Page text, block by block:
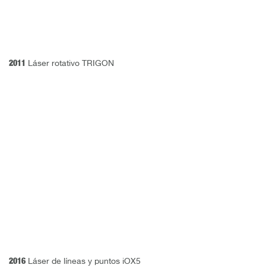
2011 Láser rotativo TRIGON
2016 Láser de líneas y puntos iOX5